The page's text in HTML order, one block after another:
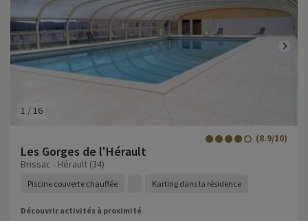
1 /16
Les Gorges de l'Hérault
(8.9/10)
Brissac - Hérault (34)
Piscine couverte chauffée Karting dans la résidence
Découvrir activités à proximité